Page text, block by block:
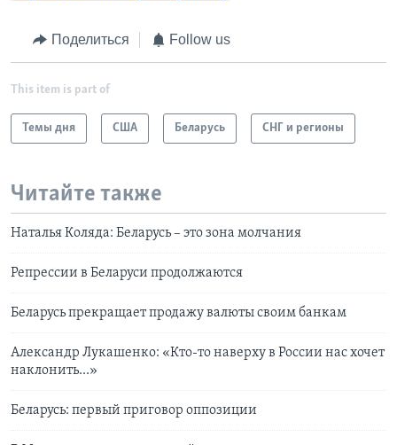
Поделиться Follow us
This item is part of
Темы дня США Беларусь СНГ и регионы
Читайте также
Наталья Коляда: Беларусь – это зона молчания
Репрессии в Беларуси продолжаются
Беларусь прекращает продажу валюты своим банкам
Александр Лукашенко: «Кто-то наверху в России нас хочет
наклонить...»
Беларусь: первый приговор оппозиции